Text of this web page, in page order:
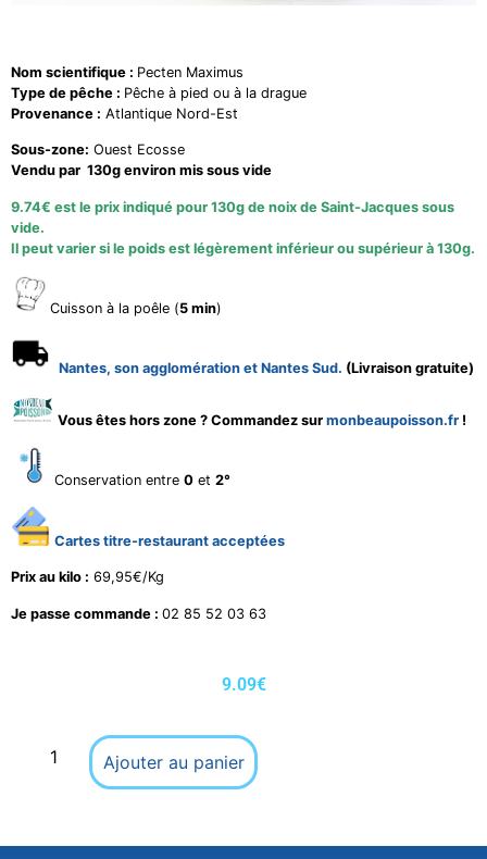
Nom scientifique : Pecten Maximus
Type de pêche : Pêche à pied ou à la drague
Provenance : Atlantique Nord-Est
Sous-zone: Ouest Ecosse
Vendu par 130g environ mis sous vide
9.74€ est le prix indiqué pour 130g de noix de Saint-Jacques sous
vide.
Il peut varier si le poids est légèrement inférieur ou supérieur à 130g.
Cuisson à la poêle (5 min)
Nantes, son agglomération et Nantes Sud. (Livraison gratuite)
Vous êtes hors zone ? Commandez sur monbeaupoisson.fr !
Conservation entre 0 et 2°
Cartes titre-restaurant acceptées
Prix au kilo : 69,95€/Kg
Je passe commande : 02 85 52 03 63
9.09€
Ajouter au panier